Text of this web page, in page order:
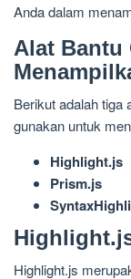
Anda dalam
Alat
Berikut adalah tiga
gunakan untuk
Highlight.js
Prism.js
Highlight.js